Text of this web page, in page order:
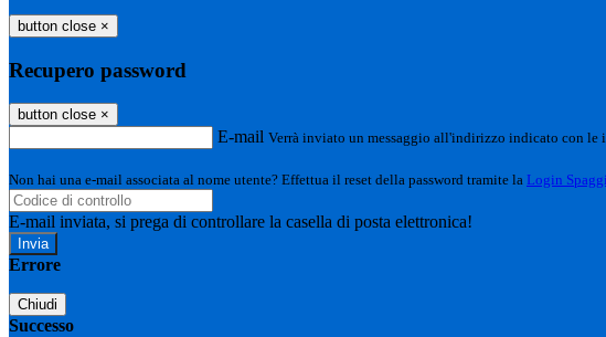
button close ×
Recupero password
button close ×
E-mail Verrà inviato un messaggio all'indirizzo indicato con le
Non hai una e-mail associata al nome utente? Effettua il reset della password tramite la Login
E-mail inviata, si prega di controllare la casella di posta elettronica!
Errore
Chiudi
Successo